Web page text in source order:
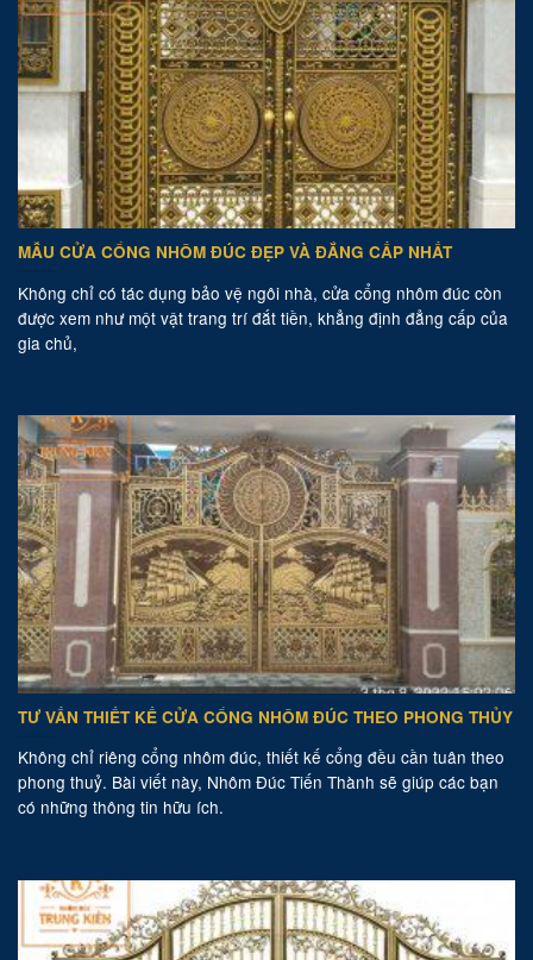
MẪU CỬA CỔNG NHÔM ĐÚC ĐẸP VÀ ĐẲNG CẤP NHẤT
Không chỉ có tác dụng bảo vệ ngôi nhà, cửa cổng nhôm đúc còn
được xem như một vật trang trí đắt tiền, khẳng định đẳng cấp của
gia chủ,
TƯ VẤN THIẾT KẾ CỬA CỔNG NHÔM ĐÚC THEO PHONG THỦY
Không chỉ riêng cổng nhôm đúc, thiết kế cổng đều cần tuân theo
phong thuỷ. Bài viết này, Nhôm Đúc Tiến Thành sẽ giúp các bạn
có những thông tin hữu ích.